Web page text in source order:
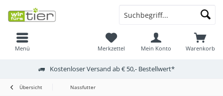
Menü Warenkorb
Merkzettel Mein Konto
Kostenloser Versand ab € 50,- Bestellwert*
Übersicht Nassfutter